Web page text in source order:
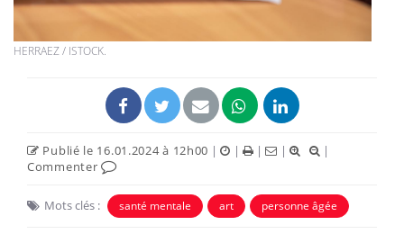
HERRAEZ / ISTOCK.
Publié le 16.01.2024 à 12h00 | | | |
|
Commenter
Mots clés : santé mentale art personne âgée